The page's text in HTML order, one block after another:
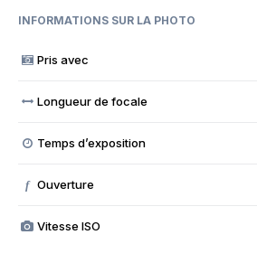
INFORMATIONS SUR LA PHOTO
Pris avec
Longueur de focale
Temps d’exposition
f Ouverture
Vitesse ISO